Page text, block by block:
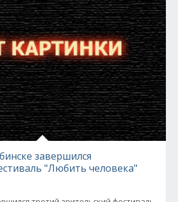
завершился
"Любить человека"